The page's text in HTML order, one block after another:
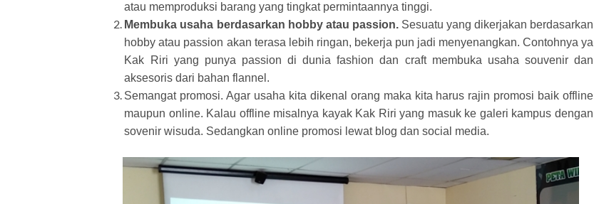
atau memproduksi barang yang tingkat permintaannya tinggi.
Membuka usaha berdasarkan hobby atau passion.Sesuatu yang dikerjakan berdasarkan
hobby atau passion akan terasa lebih ringan, bekerja pun jadi menyenangkan. Contohnya ya
Kak Riri yang punya passion di dunia fashion dan craft membuka usaha souvenir dan
aksesoris dari bahan flannel.
Semangat promosi. Agar usaha kita dikenal orang maka kita harus rajin promosi baik offline
maupun online. Kalau offline misalnya kayak Kak Riri yang masuk ke galeri kampus dengan
sovenir wisuda. Sedangkan online promosi lewat blog dan social media.